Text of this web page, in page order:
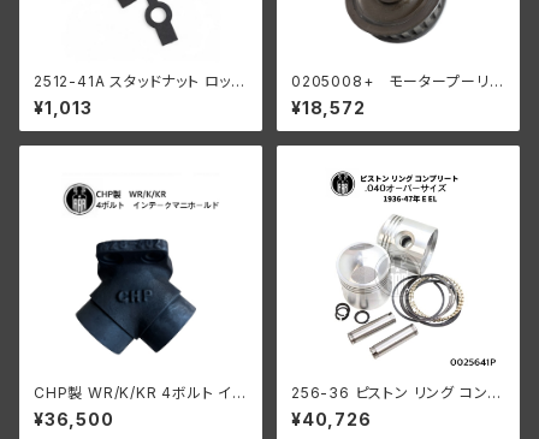
2512-41A スタッドナット ロック
ワッシャー 3個入
¥1,013
0205008+ モータープーリー
24T ベルトドライブ用 45" サイ
ドカー
¥18,572
CHP製 WR/K/KR 4ボルト イン
テ ークマニホールド
¥36,500
256-36 ピストン リング コンプ
リート .040オーバーサイズ 19
36-47年 E/EL
¥40,726